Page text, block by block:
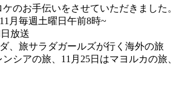
のお手伝いをさせていただきました。
月毎週土曜日午前8時~
放送
、旅サラダガールズが行く海外の旅
シアの旅、11月25日はマヨルカの旅、